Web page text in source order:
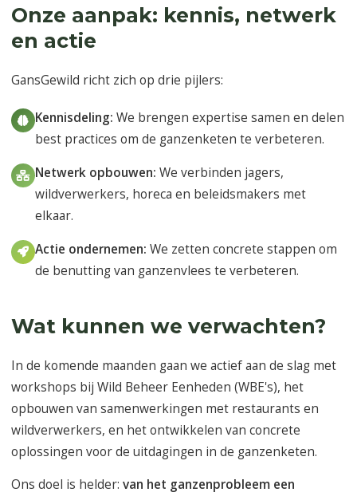
Onze aanpak: kennis, netwerk
en actie
GansGewild richt zich op drie pijlers:
Kennisdeling: We brengen expertise samen en delen
best practices om de ganzenketen te verbeteren.
Netwerk opbouwen: We verbinden jagers,
wildverwerkers, horeca en beleidsmakers met
elkaar.
Actie ondernemen: We zetten concrete stappen om
de benutting van ganzenvlees te verbeteren.
Wat kunnen we verwachten?
In de komende maanden gaan we actief aan de slag met
workshops bij Wild Beheer Eenheden (WBE's), het
opbouwen van samenwerkingen met restaurants en
wildverwerkers, en het ontwikkelen van concrete
oplossingen voor de uitdagingen in de ganzenketen.
Ons doel is helder: van het ganzenprobleem een